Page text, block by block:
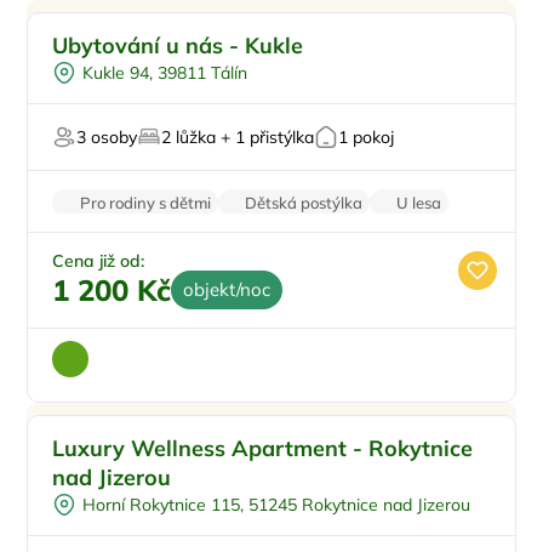
Vířivka
Na samotě
Ubytování u nás - Kukle
Kukle 94, 39811 Tálín
3 osoby 2 lůžka + 1 přistýlka 1 pokoj
Pro rodiny s dětmi Dětská postýlka
U lesa
Wi-Fi
Balkon/terasa
Cena již od:
1 200 Kč objekt/noc
Sauna
Hlídání dětí
U sjezdovky
Pro milovníky luxusu
Luxury Wellness Apartment - Rokytnice
nad Jizerou
Horní Rokytnice 115, 51245 Rokytnice nad Jizerou